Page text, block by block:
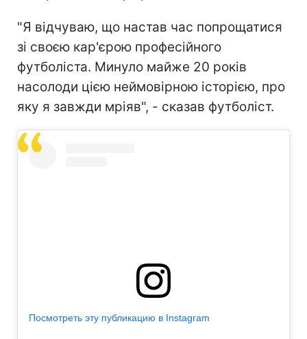
"Я відчуваю, що настав час попрощатися
зі своєю кар'єрою професійного
футболіста. Минуло майже 20 років
насолоди цією неймовірною історією, про
яку я завжди мріяв", - сказав футболіст.
Посмотреть эту публикацию в Instagram